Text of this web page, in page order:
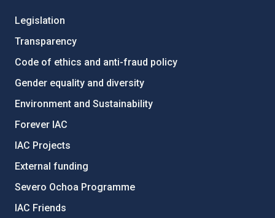
Legislation
Transparency
Code of ethics and anti-fraud policy
Gender equality and diversity
Environment and Sustainability
Forever IAC
IAC Projects
External funding
Severo Ochoa Programme
IAC Friends